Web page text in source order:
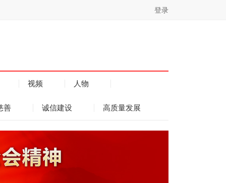
登录
视频 人物
善 诚信建设 高质量发展